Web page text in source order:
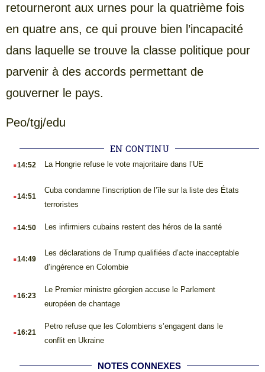
retourneront aux urnes pour la quatrième fois
en quatre ans, ce qui prouve bien l’incapacité
dans laquelle se trouve la classe politique pour
parvenir à des accords permettant de
gouverner le pays.
Peo/tgj/edu
EN CONTINU
.14:52 La Hongrie refuse le vote majoritaire dans l’UE
.14:51
Cuba condamne l’inscription de l’île sur la liste des États
terroristes
.14:50 Les infirmiers cubains restent des héros de la santé
.14:49
Les déclarations de Trump qualifiées d’acte inacceptable
d’ingérence en Colombie
.16:23
Le Premier ministre géorgien accuse le Parlement
européen de chantage
.16:21
Petro refuse que les Colombiens s’engagent dans le
conflit en Ukraine
NOTES CONNEXES